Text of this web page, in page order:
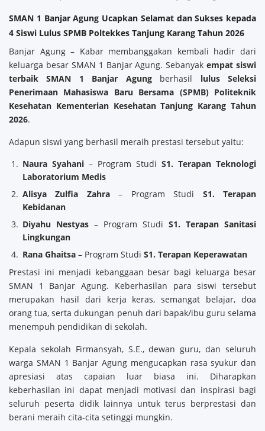
SMAN 1 Banjar Agung Ucapkan Selamat dan Sukses kepada
4 Siswi Lulus SPMB Poltekkes Tanjung Karang Tahun 2026
Banjar Agung – Kabar membanggakan kembali hadir dari
keluarga besar SMAN 1 Banjar Agung. Sebanyakempat siswi
terbaik SMAN 1 Banjar Agungberhasil lulus Seleksi
Penerimaan Mahasiswa Baru Bersama (SPMB) Politeknik
Kesehatan Kementerian Kesehatan Tanjung Karang Tahun
2026.
Adapun siswi yang berhasil meraih prestasi tersebut yaitu:
Naura Syahani – Program Studi S1. Terapan Teknologi
Laboratorium Medis
Alisya Zulfia Zahra– Program Studi S1. Terapan
Kebidanan
Diyahu Nestyas – Program Studi S1. Terapan Sanitasi
Lingkungan
Rana Ghaitsa – Program Studi S1. Terapan Keperawatan
Prestasi ini menjadi kebanggaan besar bagi keluarga besar
SMAN 1 Banjar Agung. Keberhasilan para siswi tersebut
merupakan hasil dari kerja keras, semangat belajar, doa
orang tua, serta dukungan penuh dari bapak/ibu guru selama
menempuh pendidikan di sekolah.
Kepala sekolah Firmansyah, S.E., dewan guru, dan seluruh
warga SMAN 1 Banjar Agung mengucapkan rasa syukur dan
apresiasi atas capaian luar biasa ini. Diharapkan
keberhasilan ini dapat menjadi motivasi dan inspirasi bagi
seluruh peserta didik lainnya untuk terus berprestasi dan
berani meraih cita-cita setinggi mungkin.